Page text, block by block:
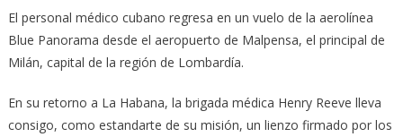
El personal médico cubano regresa en un vuelo de la aerolínea
Blue Panorama desde el aeropuerto de Malpensa, el principal de
Milán, capital de la región de Lombardía.
En su retorno a La Habana, la brigada médica Henry Reeve lleva
consigo, como estandarte de su misión, un lienzo firmado por los